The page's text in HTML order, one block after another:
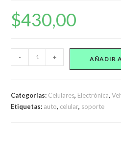
$430,00
de
para
- + AÑADIR
Categorías: Celulares, Electrónica,
Etiquetas: auto, celular, soporte